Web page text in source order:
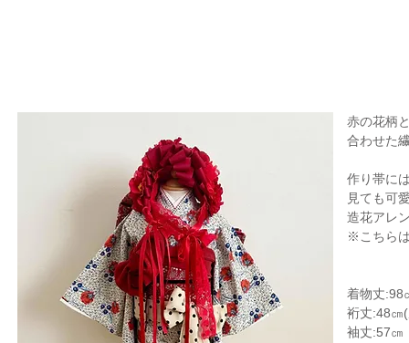
赤の花柄
合わせた
作り帯に
見ても可
造花アレ
​※こちら
着物丈:98
裄丈:48㎝
袖丈:57㎝